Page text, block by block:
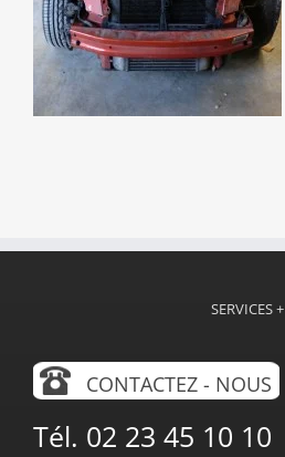
SERVICES +
CONTACTEZ - NOUS
Tél. 02 23 45 10 10